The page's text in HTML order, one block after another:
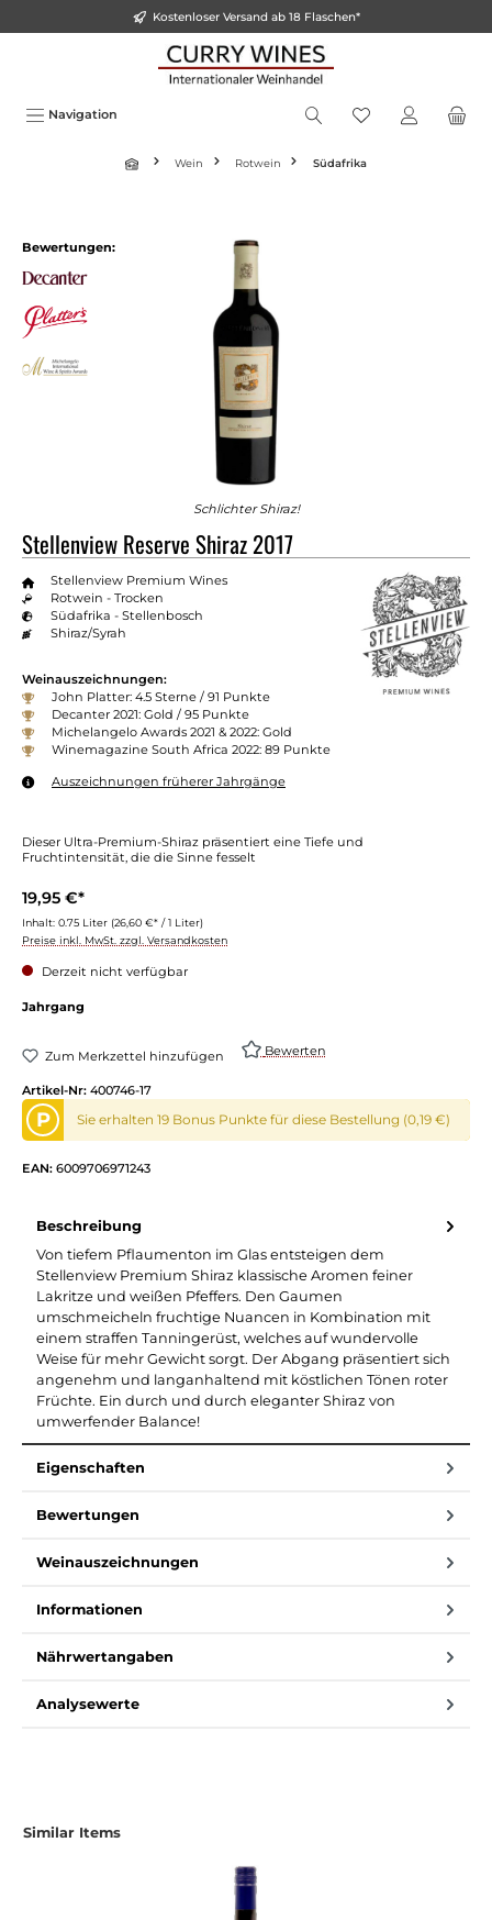
Kostenloser Versand ab 18 Flaschen*
Navigation
Wein Rotwein Südafrika
Bewertungen:
Schlichter Shiraz!
Stellenview Reserve Shiraz 2017
Stellenview Premium Wines
Rotwein - Trocken
Südafrika - Stellenbosch
Shiraz/Syrah
Weinauszeichnungen:
John Platter: 4.5 Sterne / 91 Punkte
Decanter 2021: Gold / 95 Punkte
Michelangelo Awards 2021 & 2022: Gold
Winemagazine South Africa 2022: 89 Punkte
Auszeichnungen früherer Jahrgänge
Dieser Ultra-Premium-Shiraz präsentiert eine Tiefe und
Fruchtintensität, die die Sinne fesselt
19,95 €*
Inhalt: 0.75 Liter (26,60 €* / 1 Liter)
Preise inkl. MwSt. zzgl. Versandkosten
Derzeit nicht verfügbar
Jahrgang
Zum Merkzettel hinzufügen Bewerten
Artikel-Nr: 400746-17
P Sie erhalten 19 Bonus Punkte für diese Bestellung (0,19 €)
EAN: 6009706971243
Beschreibung
Von tiefem Pflaumenton im Glas entsteigen dem
Stellenview Premium Shiraz klassische Aromen feiner
Lakritze und weißen Pfeffers. Den Gaumen
umschmeicheln fruchtige Nuancen in Kombination mit
einem straffen Tanningerüst, welches auf wundervolle
Weise für mehr Gewicht sorgt. Der Abgang präsentiert sich
angenehm und langanhaltend mit köstlichen Tönen roter
Früchte. Ein durch und durch eleganter Shiraz von
umwerfender Balance!
Eigenschaften
Bewertungen
Weinauszeichnungen
Informationen
Nährwertangaben
Analysewerte
Similar Items